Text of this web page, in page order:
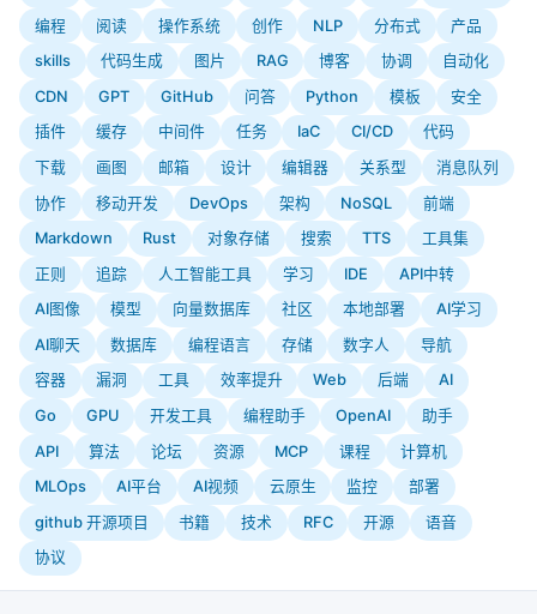
编程
阅读 操作系统 创作 NLP 分布式
产品
skills
代码生成 图片 RAG 博客 协调
自动化
CDN
GPT GitHub 问答 Python 模板
安全
插件
缓存 中间件 任务 IaC CI/CD
代码
下载
画图 邮箱 设计 编辑器 关系型
消息队列
协作
移动开发 DevOps 架构 NoSQL
前端
Markdown
Rust 对象存储 搜索 TTS
工具集
正则
追踪 人工智能工具 学习 IDE
API中转
AI图像
模型 向量数据库 社区 本地部署
AI学习
AI聊天
数据库 编程语言 存储 数字人
导航
容器
漏洞 工具 效率提升 Web 后端
AI
Go
GPU 开发工具 编程助手 OpenAI
助手
API
算法 论坛 资源 MCP 课程
计算机
MLOps
AI平台 AI视频 云原生 监控
部署
github 开源项目
书籍 技术 RFC 开源
语音
协议